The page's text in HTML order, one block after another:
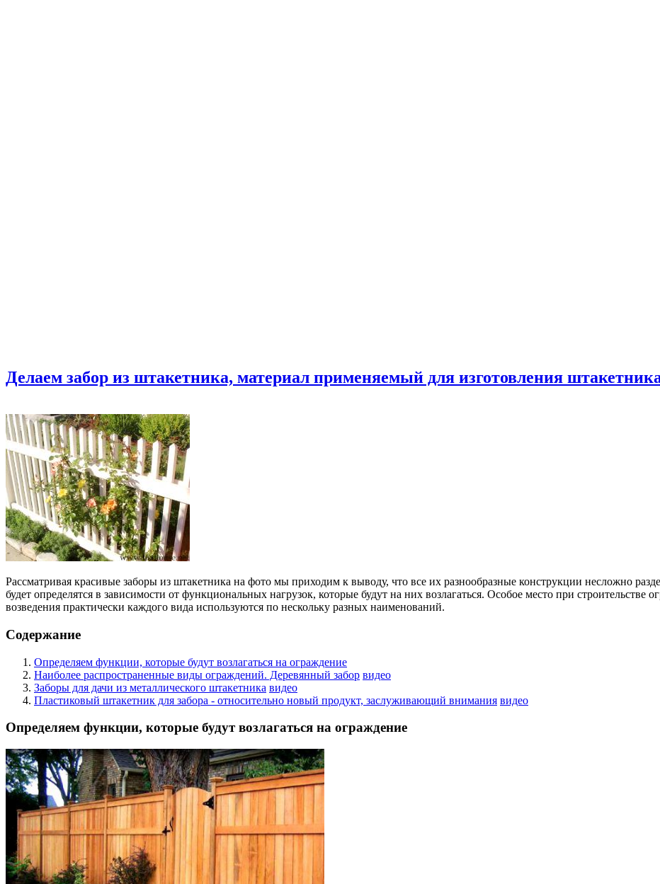
Делаем забор из штакетника, материал применяемый для изготовления
Рассматривая красивые заборы из штакетника на фото мы приходим к выводу, что все их разнообразные конструкции несложно
будет определятся в зависимости от функциональных нагрузок, которые будут на них возлагаться. Особое место при
возведения практически каждого вида используются по нескольку разных наименований.
Содержание
Определяем функции, которые будут возлагаться на ограждение
Наиболее распространенные виды ограждений. Деревянный забор видео
Заборы для дачи из металлического штакетника видео
Пластиковый штакетник для забора - относительно новый продукт, заслуживающий внимания видео
Определяем функции, которые будут возлагаться на ограждение